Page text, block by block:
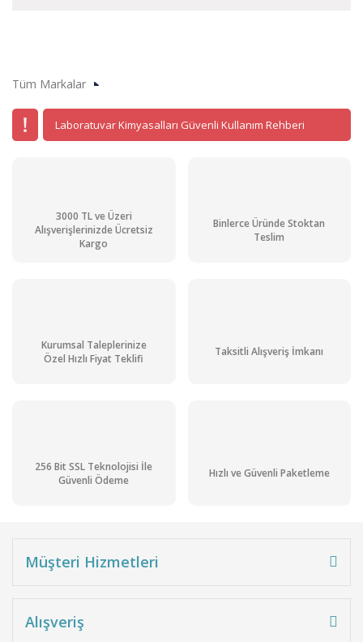
Tüm Markalar
Laboratuvar Kimyasalları Güvenli Kullanım Rehberi
3000 TL ve Üzeri
Alışverişlerinizde Ücretsiz
Kargo
Binlerce Üründe Stoktan
Teslim
Kurumsal Taleplerinize
Özel Hızlı Fiyat Teklifi
Taksitli Alışveriş İmkanı
256 Bit SSL Teknolojisi İle
Güvenli Ödeme
Hızlı ve Güvenli Paketleme
Müşteri Hizmetleri
Alışveriş